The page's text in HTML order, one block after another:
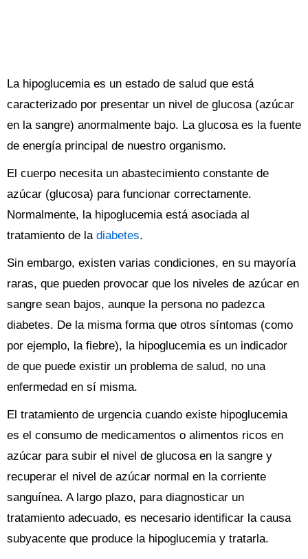
La hipoglucemia es un estado de salud que está
caracterizado por presentar un nivel de glucosa (azúcar
en la sangre) anormalmente bajo. La glucosa es la fuente
de energía principal de nuestro organismo.
El cuerpo necesita un abastecimiento constante de
azúcar (glucosa) para funcionar correctamente.
Normalmente, la hipoglucemia está asociada al
tratamiento de la diabetes.
Sin embargo, existen varias condiciones, en su mayoría
raras, que pueden provocar que los niveles de azúcar en
sangre sean bajos, aunque la persona no padezca
diabetes. De la misma forma que otros síntomas (como
por ejemplo, la fiebre), la hipoglucemia es un indicador
de que puede existir un problema de salud, no una
enfermedad en sí misma.
El tratamiento de urgencia cuando existe hipoglucemia
es el consumo de medicamentos o alimentos ricos en
azúcar para subir el nivel de glucosa en la sangre y
recuperar el nivel de azúcar normal en la corriente
sanguínea. A largo plazo, para diagnosticar un
tratamiento adecuado, es necesario identificar la causa
subyacente que produce la hipoglucemia y tratarla.